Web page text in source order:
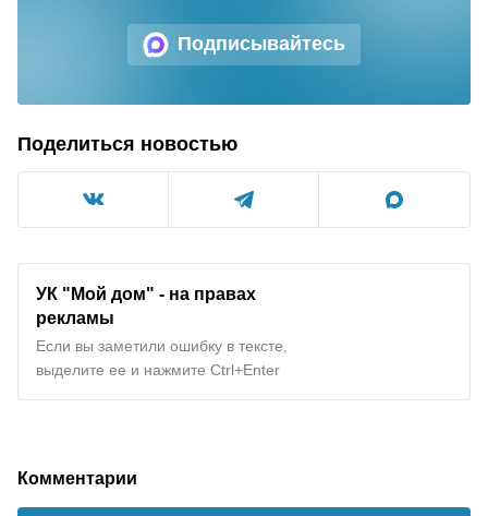
Подписывайтесь
Поделиться новостью
УК "Мой дом" - на правах
рекламы
Если вы заметили ошибку в тексте,
выделите ее и нажмите Ctrl+Enter
Комментарии